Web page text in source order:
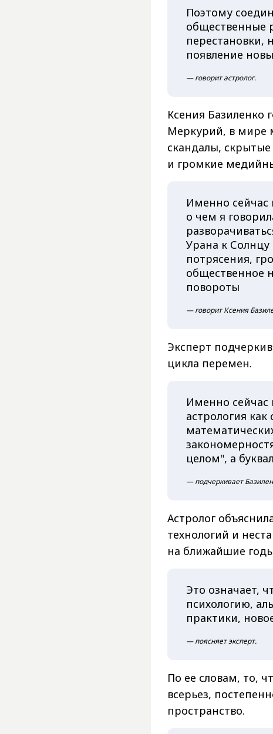
Поэтому
общественные
перестановки,
появление
— говорит астролог.
Ксения Базиленко
Меркурий, в мире
скандалы,
и громкие
Именно
о чем я
Урана к
потрясения,
общественное
повороты
— говорит Ксения
Эксперт
цикла перемен.
Именно сейчас
астрология
целом", а
— подчеркивает
Астролог
технологий и
на ближайшие
Это означает,
психологию,
практики,
— поясняет эксперт.
По ее словам, то,
всерьез,
пространство.